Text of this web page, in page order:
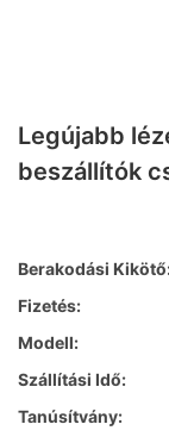
Legújabb
beszállítók
Berakodási
Fizetés:
Modell:
Szállítási Idő:
Tanúsítvány: